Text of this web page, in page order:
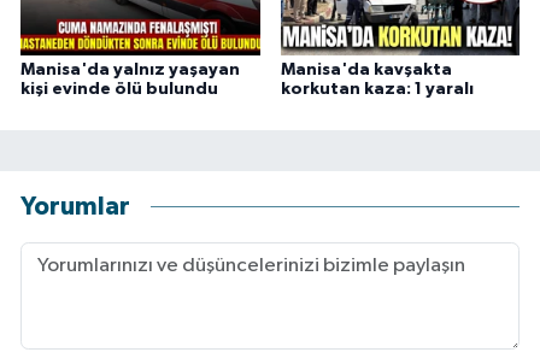
Manisa'da yalnız yaşayan
kişi evinde ölü bulundu
Manisa'da kavşakta
korkutan kaza: 1 yaralı
Yorumlar